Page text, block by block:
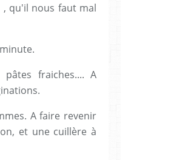
, qu'il nous faut mal
pâtes fraiches.... A
A faire revenir
et une cuillère à